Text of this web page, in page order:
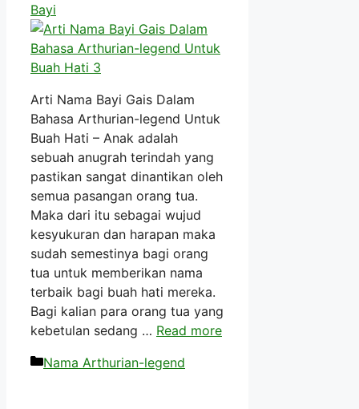
Bayi
Arti Nama Bayi Gais Dalam
Bahasa Arthurian-legend Untuk
Buah Hati – Anak adalah
sebuah anugrah terindah yang
pastikan sangat dinantikan oleh
semua pasangan orang tua.
Maka dari itu sebagai wujud
kesyukuran dan harapan maka
sudah semestinya bagi orang
tua untuk memberikan nama
terbaik bagi buah hati mereka.
Bagi kalian para orang tua yang
kebetulan sedang … Read more
Kategori
Nama Arthurian-legend